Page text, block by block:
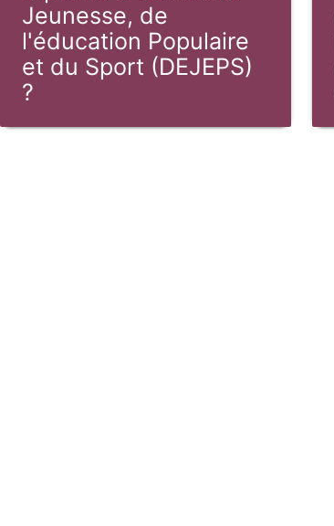
Jeunesse, de
l'éducation Populaire
et du Sport (DEJEPS)
?